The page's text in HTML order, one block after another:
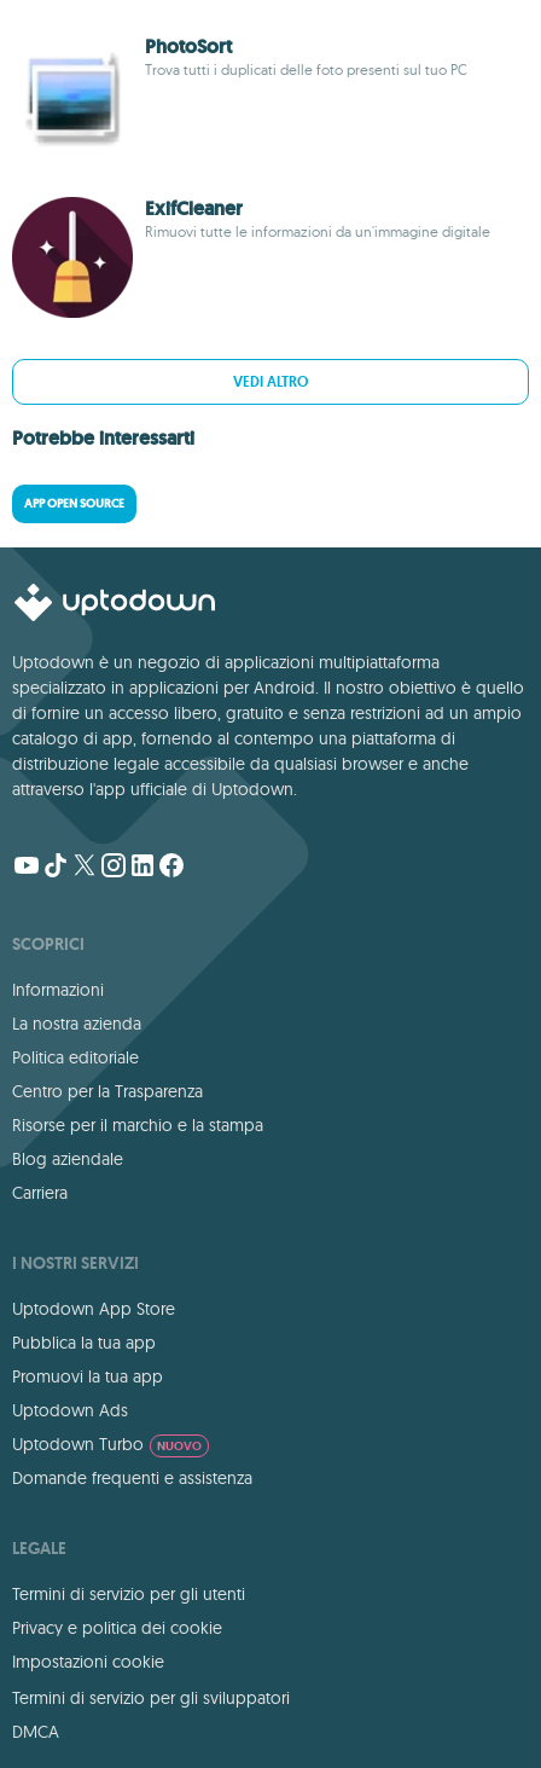
PhotoSort
Trova tutti i duplicati delle foto presenti sul tuo PC
ExifCleaner
Rimuovi tutte le informazioni da un'immagine digitale
VEDI ALTRO
Potrebbe interessarti
APP OPEN SOURCE
Uptodown è un negozio di applicazioni multipiattaforma
specializzato in applicazioni per Android. Il nostro obiettivo è quello
di fornire un accesso libero, gratuito e senza restrizioni ad un ampio
catalogo di app, fornendo al contempo una piattaforma di
distribuzione legale accessibile da qualsiasi browser e anche
attraverso l'app ufficiale di Uptodown.
SCOPRICI
Informazioni
La nostra azienda
Politica editoriale
Centro per la Trasparenza
Risorse per il marchio e la stampa
Blog aziendale
Carriera
I NOSTRI SERVIZI
Uptodown App Store
Pubblica la tua app
Promuovi la tua app
Uptodown Ads
Uptodown Turbo
NUOVO
Domande frequenti e assistenza
LEGALE
Termini di servizio per gli utenti
Privacy e politica dei cookie
Impostazioni cookie
Termini di servizio per gli sviluppatori
DMCA